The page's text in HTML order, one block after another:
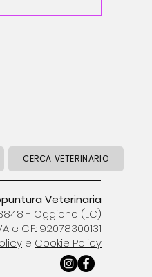
CERCA VETERINARIO
Veterinaria
- Oggiono (LC)
e C.F.: 92078300131
e Cookie Policy